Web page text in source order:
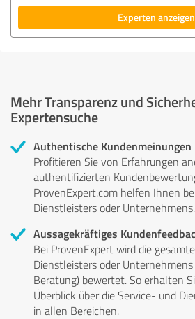
Experten anzeigen
Mehr Transparenz und
Expertensuche
Authentische Kundenmeinungen
Profitieren Sie von Erfahrungen
authentifizierten
ProvenExpert.com helfen Ihnen
Dienstleisters oder Unternehmens.
Aussagekräftiges
Bei ProvenExpert wird die
Dienstleisters oder Unternehmens
Beratung) bewertet. So erhalten
Überblick über die Service- und
in allen Bereichen.